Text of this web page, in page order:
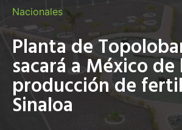
Nacionales
Planta de
sacará a México de
producción de
Sinaloa